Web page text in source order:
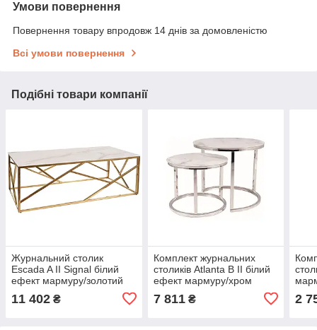
Умови повернення
Повернення товару впродовж 14 днів за домовленістю
Всі умови повернення
Подібні товари компанії
Журнальний столик
Escada A II Signal білий
ефект мармуру/золотий
11 402 ₴
Комплект журнальних
столиків Atlanta B II білий
ефект мармуру/хром
7 811₴ 2